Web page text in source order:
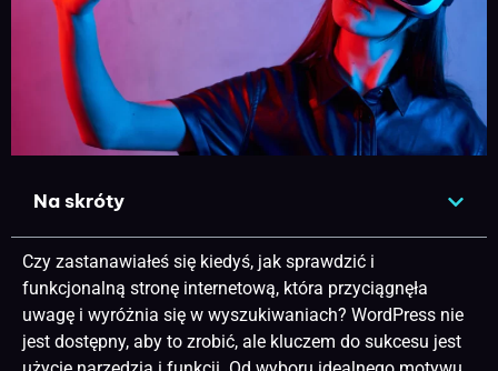
Na skróty
Czy zastanawiałeś się kiedyś, jak sprawdzić i
funkcjonalną stronę internetową, która przyciągnęła
uwagę i wyróżnia się w wyszukiwaniach? WordPress nie
jest dostępny, aby to zrobić, ale kluczem do sukcesu jest